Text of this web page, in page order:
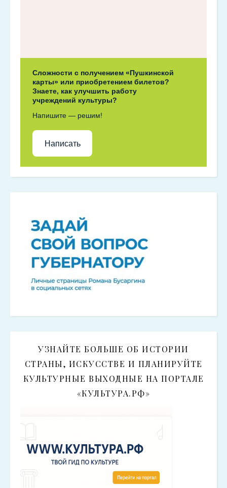
Сложности с получением «Пушкинской
карты» или приобретением билетов?
Знаете, как улучшить работу
учреждений культуры?
Напишите — решим!
Написать
УЗНАЙТЕ БОЛЬШЕ ОБ ИСТОРИИ
СТРАНЫ, ИСКУССТВЕ И ПЛАНИРУЙТЕ
КУЛЬТУРНЫЕ ВЫХОДНЫЕ НА ПОРТАЛЕ
«КУЛЬТУРА.РФ»